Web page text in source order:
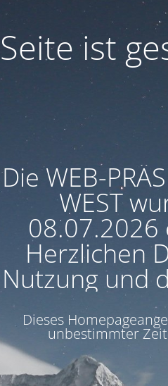
Seite ist
Die WEB-
WEST
08.07.2026
Herzlichen
Nutzung und
Dieses
unbestimmter